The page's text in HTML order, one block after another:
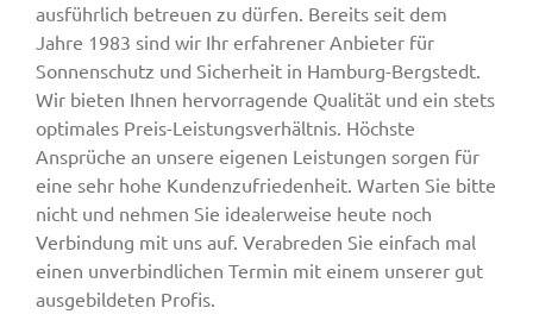
ausführlich betreuen zu dürfen. Bereits seit dem
Jahre 1983 sind wir Ihr erfahrener Anbieter für
Sonnenschutz und Sicherheit in Hamburg-Bergstedt.
Wir bieten Ihnen hervorragende Qualität und ein stets
optimales Preis-Leistungsverhältnis. Höchste
Ansprüche an unsere eigenen Leistungen sorgen für
eine sehr hohe Kundenzufriedenheit. Warten Sie bitte
nicht und nehmen Sie idealerweise heute noch
Verbindung mit uns auf. Verabreden Sie einfach mal
einen unverbindlichen Termin mit einem unserer gut
ausgebildeten Profis.